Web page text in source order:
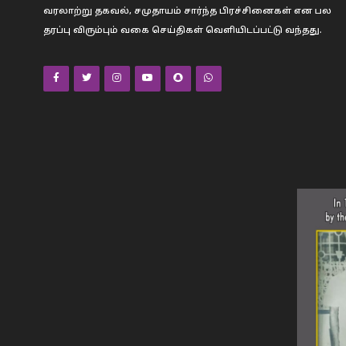
வரலாற்று தகவல், சமுதாயம் சார்ந்த பிரச்சினைகள் என பல
தரப்பு விரும்பும் வகை செய்திகள் வெளியிடப்பட்டு வந்தது.